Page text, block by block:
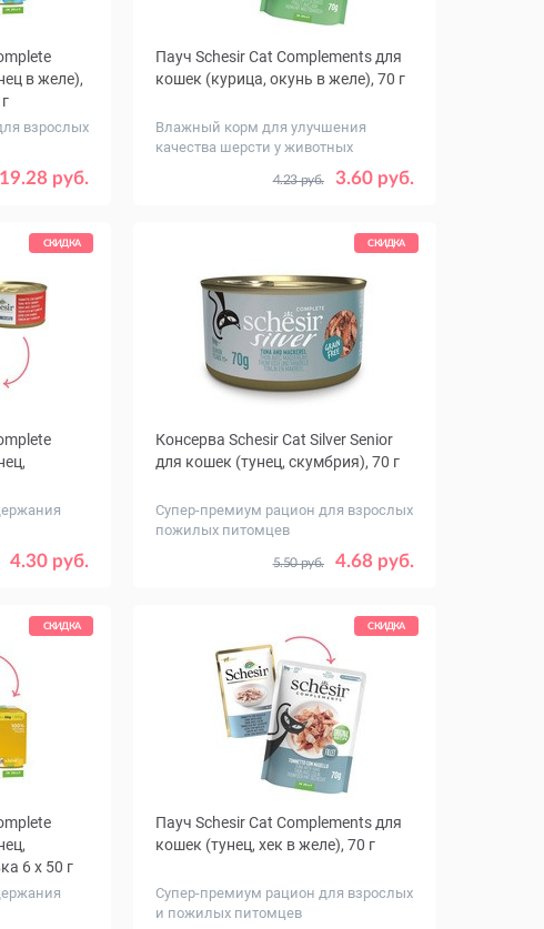
в желе),
взрослых
19.28 руб.
1 8
Пауч Schesir Cat Complements для
кошек (курица, окунь в желе), 70 г
Влажный корм для улучшения
качества шерсти у животных
3.60 руб.
4.23 руб. 1 12
СКИДКА
4.30 руб.
1 12
СКИДКА
Консерва Schesir Cat Silver Senior
для кошек (тунец, скумбрия), 70 г
Супер-премиум рацион для взрослых
пожилых питомцев
4.68 руб.
5.50 руб. 1 12
СКИДКА
6 x 50 г
СКИДКА
Пауч Schesir Cat Complements для
кошек (тунец, хек в желе), 70 г
Супер-премиум рацион для взрослых
и пожилых питомцев